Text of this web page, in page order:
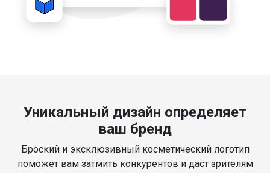
Уникальный дизайн определяет
ваш бренд
Броский и эксклюзивный косметический логотип
поможет вам затмить конкурентов и даст зрителям